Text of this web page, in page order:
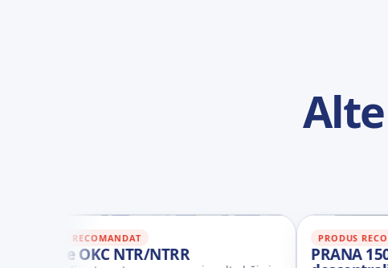
RECOMANDAT
OKC NTR/NTRR
PRODUS RECOMANDAT
PRANA 150 /